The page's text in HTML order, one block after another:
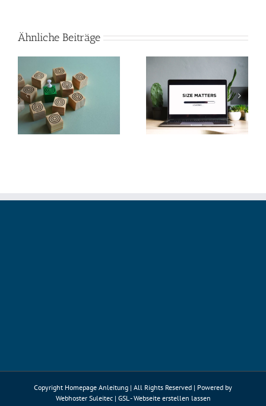
Ähnliche Beiträge
So verkleinerst du
Bilder in Photoshop
und machst deine
Webseite schneller
Perfekte Video-
Beleuchtung mit nur
zwei Lichtquellen
Copyright Homepage Anleitung | All Rights Reserved | Powered by
Webhoster Suleitec| GSL - Webseite erstellen lassen